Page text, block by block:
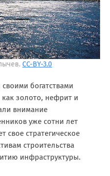
CC-BY-3.0
богатствами
золото, нефрит и
внимание
уже сотни лет
свое стратегическое
строительства
инфраструктуры.